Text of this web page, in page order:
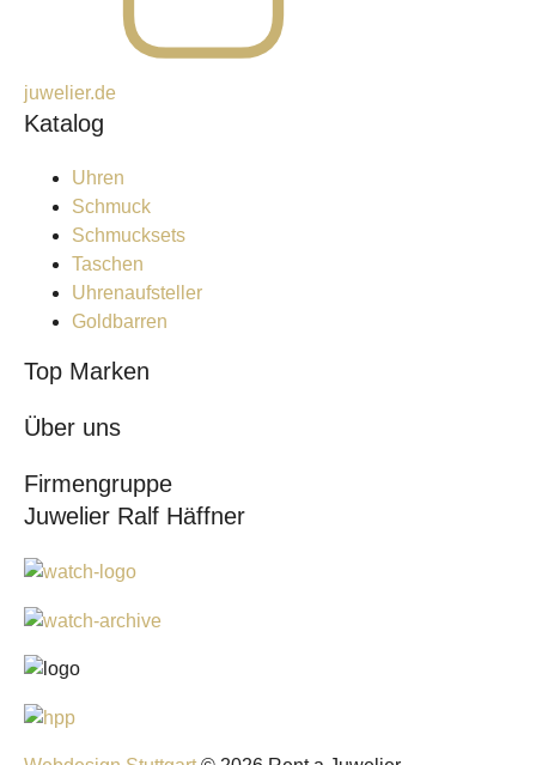
juwelier.de
Katalog
Uhren
Schmuck
Schmucksets
Taschen
Uhrenaufsteller
Goldbarren
Top Marken
Über uns
Firmengruppe
Juwelier Ralf Häffner